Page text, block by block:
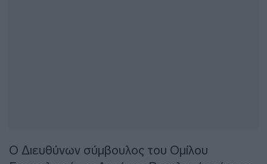
Ο Διευθύνων σύμβουλος του Ομίλου